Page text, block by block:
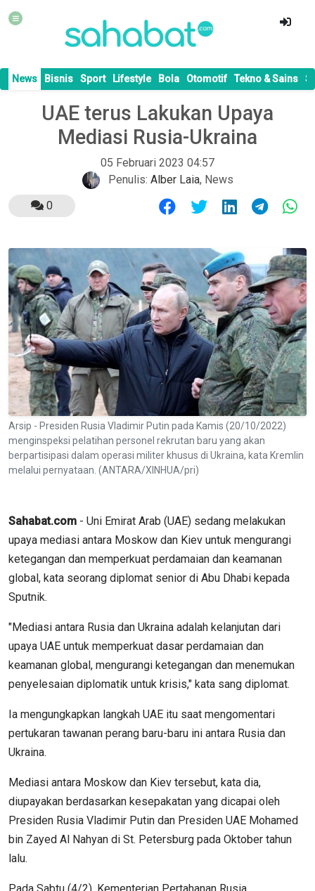
News Bisnis Sport Lifestyle Bola Otomotif Tekno & Sains
UAE terus Lakukan Upaya
Mediasi Rusia-Ukraina
05 Februari 2023 04:57
Penulis: Alber Laia, News
0
Arsip - Presiden Rusia Vladimir Putin pada Kamis (20/10/2022)
menginspeksi pelatihan personel rekrutan baru yang akan
berpartisipasi dalam operasi militer khusus di Ukraina, kata Kremlin
melalui pernyataan. (ANTARA/XINHUA/pri)
Sahabat.com - Uni Emirat Arab (UAE) sedang melakukan
upaya mediasi antara Moskow dan Kiev untuk mengurangi
ketegangan dan memperkuat perdamaian dan keamanan
global, kata seorang diplomat senior di Abu Dhabi kepada
Sputnik.
"Mediasi antara Rusia dan Ukraina adalah kelanjutan dari
upaya UAE untuk memperkuat dasar perdamaian dan
keamanan global, mengurangi ketegangan dan menemukan
penyelesaian diplomatik untuk krisis," kata sang diplomat.
Ia mengungkapkan langkah UAE itu saat mengomentari
pertukaran tawanan perang baru-baru ini antara Rusia dan
Ukraina.
Mediasi antara Moskow dan Kiev tersebut, kata dia,
diupayakan berdasarkan kesepakatan yang dicapai oleh
Presiden Rusia Vladimir Putin dan Presiden UAE Mohamed
bin Zayed Al Nahyan di St. Petersburg pada Oktober tahun
lalu.